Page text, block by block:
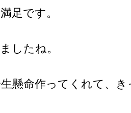
足です。
したね。
懸命作ってくれて、